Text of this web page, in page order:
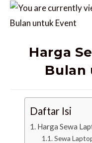
Harga
Bulan
Daftar Isi
Harga Sewa
Sewa